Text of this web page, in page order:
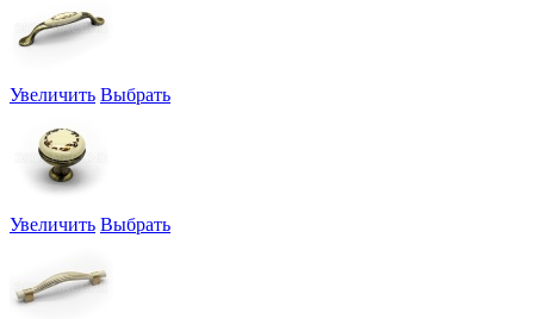
Увеличить Выбрать
Увеличить Выбрать